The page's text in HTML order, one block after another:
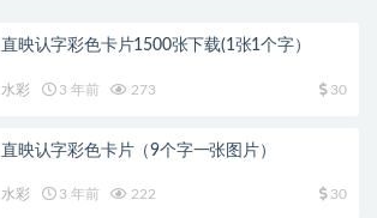
直映认字彩色卡片1500张下载(1张1个字）
水彩 3 年前 273 30
直映认字彩色卡片（9个字一张图片）
水彩 3 年前 222 30